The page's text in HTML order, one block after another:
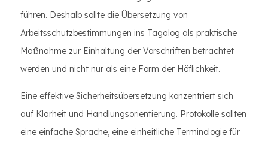
führen. Deshalb sollte die Übersetzung von
Arbeitsschutzbestimmungen ins Tagalog als praktische
Maßnahme zur Einhaltung der Vorschriften betrachtet
werden und nicht nur als eine Form der Höflichkeit.
Eine effektive Sicherheitsübersetzung konzentriert sich
auf Klarheit und Handlungsorientierung. Protokolle sollten
eine einfache Sprache, eine einheitliche Terminologie für